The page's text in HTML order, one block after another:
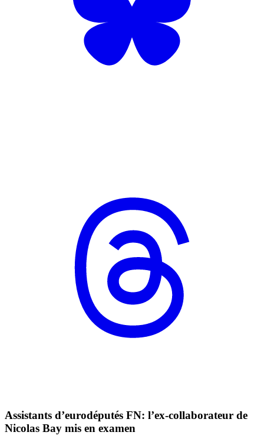
Assistants d’eurodéputés FN: l’ex-collaborateur de
Nicolas Bay mis en examen